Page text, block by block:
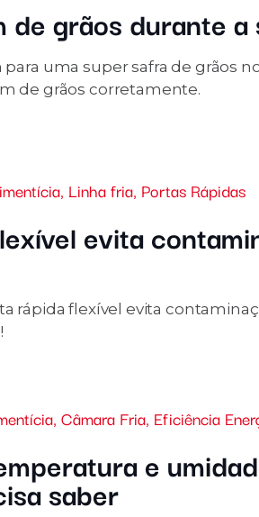
de grãos durante
uma super safra de grãos
de grãos corretamente.
, Linha fria, Portas Rápidas
evita
rápida flexível evita
, Câmara Fria, Eficiência
e
saber